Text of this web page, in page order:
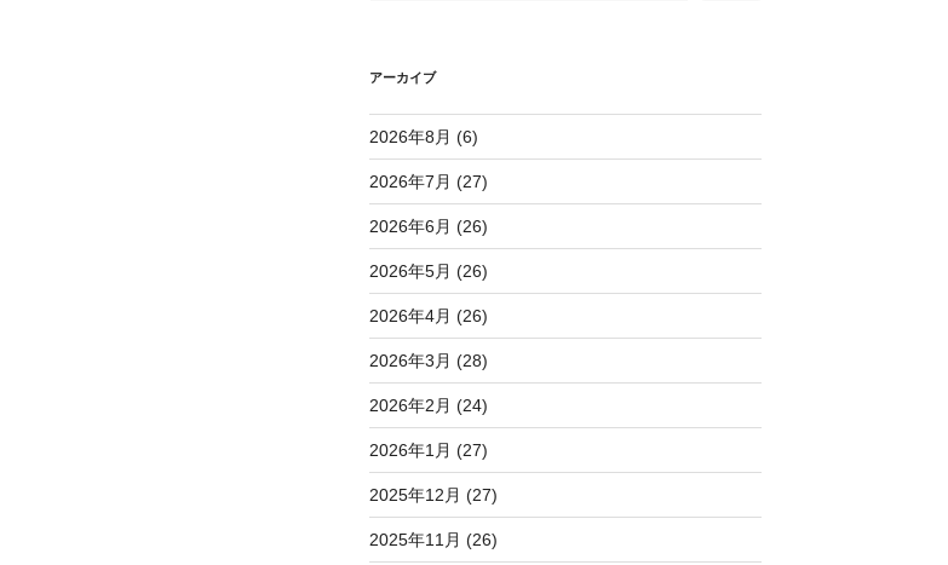
アーカイブ
2026年8月 (6)
2026年7月 (27)
2026年6月 (26)
2026年5月 (26)
2026年4月 (26)
2026年3月 (28)
2026年2月 (24)
2026年1月 (27)
2025年12月 (27)
2025年11月 (26)